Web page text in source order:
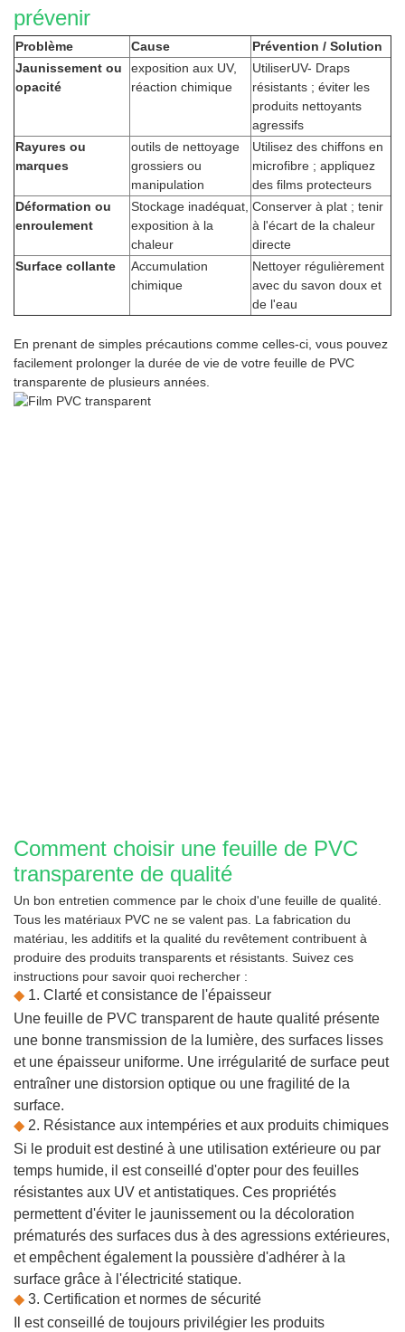
prévenir
Problème Cause
Prévention / Solution
Jaunissement ou
opacité
exposition aux UV,
réaction chimique
UtiliserUV- Draps
résistants ; éviter les
produits nettoyants
agressifs
Rayures ou
marques
outils de nettoyage
grossiers ou
manipulation
Utilisez des chiffons en
microfibre ; appliquez
des films protecteurs
Déformation ou
enroulement
Stockage inadéquat,
exposition à la
chaleur
Conserver à plat ; tenir
à l'écart de la chaleur
directe
Surface collante
Accumulation
chimique
Nettoyer régulièrement
avec du savon doux et
de l'eau
En prenant de simples précautions comme celles-ci, vous pouvez
facilement prolonger la durée de vie de votre feuille de PVC
transparente de plusieurs années.
Comment choisir une feuille de PVC
transparente de qualité
Un bon entretien commence par le choix d'une feuille de qualité.
Tous les matériaux PVC ne se valent pas. La fabrication du
matériau, les additifs et la qualité du revêtement contribuent à
produire des produits transparents et résistants. Suivez ces
instructions pour savoir quoi rechercher :
◆ 1. Clarté et consistance de l'épaisseur
Une feuille de PVC transparent de haute qualité présente
une bonne transmission de la lumière, des surfaces lisses
et une épaisseur uniforme. Une irrégularité de surface peut
entraîner une distorsion optique ou une fragilité de la
surface.
◆ 2. Résistance aux intempéries et aux produits chimiques
Si le produit est destiné à une utilisation extérieure ou par
temps humide, il est conseillé d'opter pour des feuilles
résistantes aux UV et antistatiques. Ces propriétés
permettent d'éviter le jaunissement ou la décoloration
prématurés des surfaces dus à des agressions extérieures,
et empêchent également la poussière d'adhérer à la
surface grâce à l'électricité statique.
◆ 3. Certification et normes de sécurité
Il est conseillé de toujours privilégier les produits